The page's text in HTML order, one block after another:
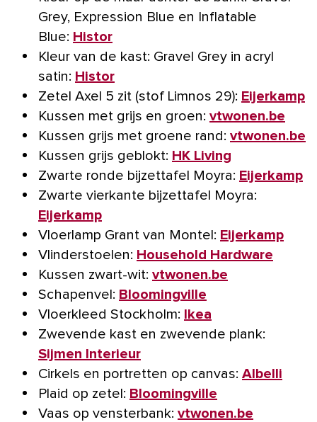
Grey, Expression Blue en Inflatable
Blue: Histor
Kleur van de kast: Gravel Grey in acryl
satin: Histor
Zetel Axel 5 zit (stof Limnos 29): Eijerkamp
Kussen met grijs en groen: vtwonen.be
Kussen grijs met groene rand: vtwonen.be
Kussen grijs geblokt: HK Living
Zwarte ronde bijzettafel Moyra: Eijerkamp
Zwarte vierkante bijzettafel Moyra:
Eijerkamp
Vloerlamp Grant van Montel: Eijerkamp
Vlinderstoelen: Household Hardware
Kussen zwart-wit: vtwonen.be
Schapenvel: Bloomingville
Vloerkleed Stockholm:
Ikea
Zwevende kast en zwevende plank:
Sijmen Interieur
Cirkels en portretten op canvas: Albelli
Plaid op zetel: Bloomingville
Vaas op vensterbank: vtwonen.be